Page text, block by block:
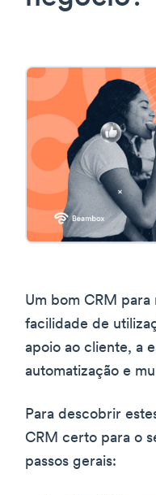
Um bom CRM
facilidade de
apoio ao cliente, a
automatização e
Para descobrir
CRM certo para o
passos gerais: